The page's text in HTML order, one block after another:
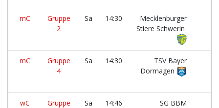
mC
Gruppe
2
Sa 14:30
Mecklenburger
Stiere Schwerin
mC
Gruppe
4
Sa 14:30
TSV Bayer
Dormagen
wC
Gruppe
Sa 14:46
SG BBM